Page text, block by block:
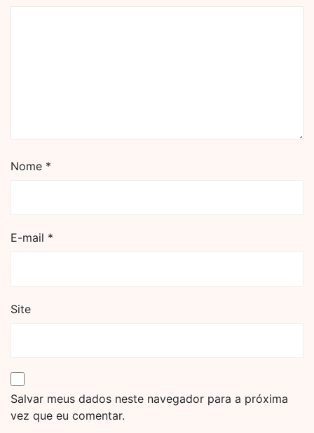
Nome *
E-mail *
Site
Salvar meus dados neste navegador para a próxima
vez que eu comentar.